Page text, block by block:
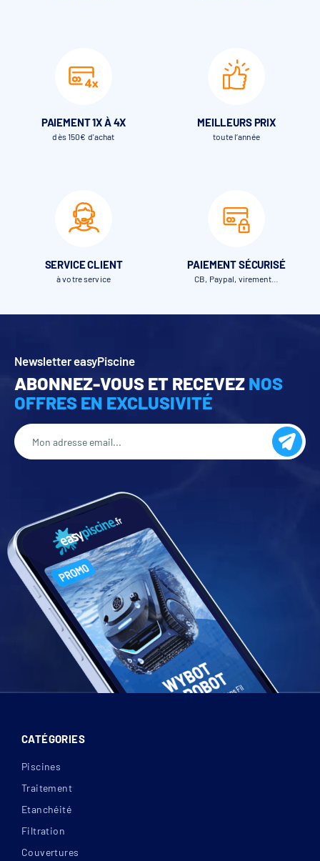
PAIEMENT 1X À 4X
dès 150€ d'achat
MEILLEURS PRIX
toute l’année
SERVICE CLIENT
à votre service
PAIEMENT SÉCURISÉ
CB, Paypal, virement…
Newsletter easyPiscine
ABONNEZ-VOUS ET RECEVEZ NOS
OFFRES EN EXCLUSIVITÉ
CATÉGORIES
Piscines
Traitement
Etanchéité
Filtration
Couvertures